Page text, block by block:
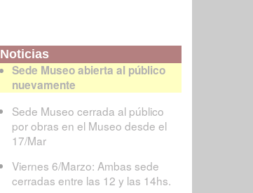
Noticias
Sede Museo abierta al público
nuevamente
Sede Museo cerrada al público
por obras en el Museo desde el
17/Mar
Viernes 6/Marzo: Ambas sede
cerradas entre las 12 y las 14hs.